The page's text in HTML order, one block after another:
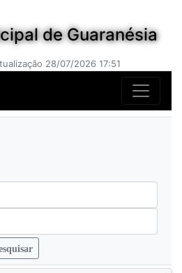
de Guaranésia
28/07/2026 17:51